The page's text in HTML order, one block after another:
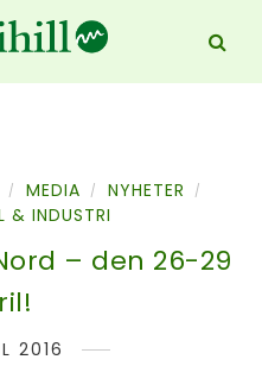
/ MEDIA / NYHETER /
& INDUSTRI
– den 26-29
2016